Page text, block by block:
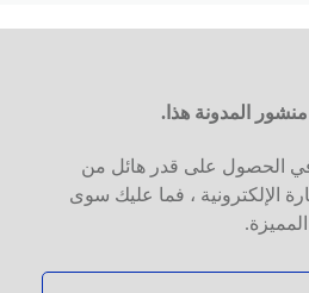
المدونة هذا.
على قدر هائل من
، فما عليك سوى